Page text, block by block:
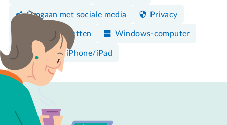
Omgaan met sociale media Privacy
Veilig internetten Windows-computer
Mac iPhone/iPad